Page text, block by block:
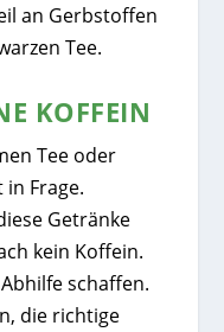
an Gerbstoffen
Tee.
KOFFEIN
Tee oder
Frage.
Getränke
kein Koffein.
schaffen.
die richtige